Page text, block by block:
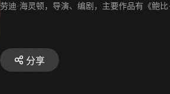
劳迪·海灵顿，导演、编剧，主要作品有《鲍
分享